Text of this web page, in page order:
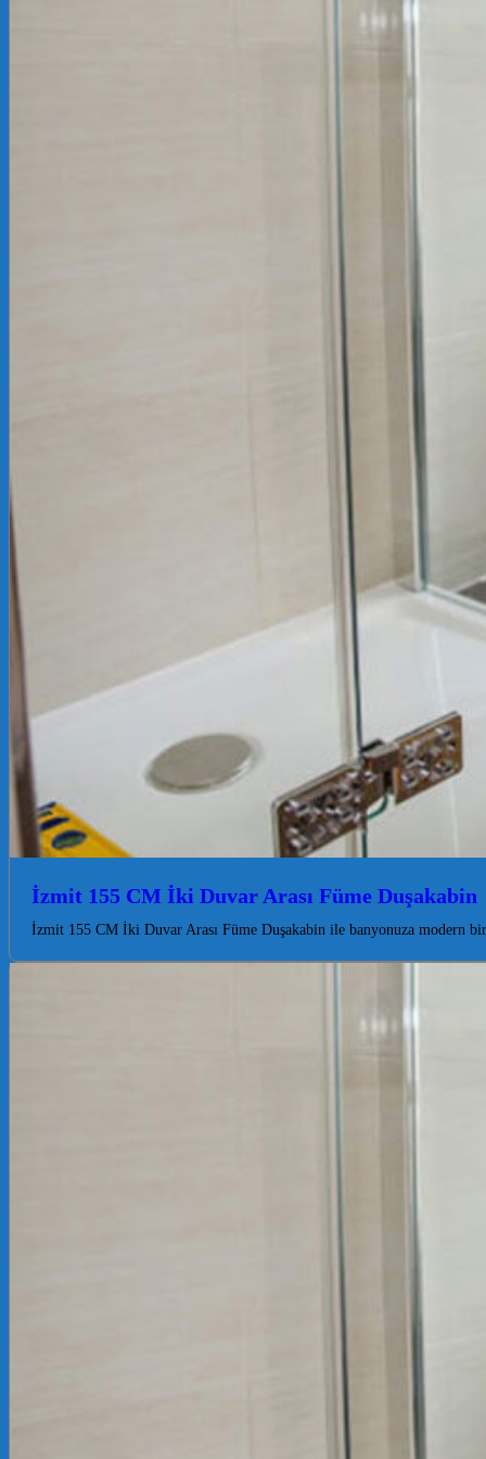
İzmit 155 CM İki Duvar Arası Füme Duşakabin
İzmit 155 CM İki Duvar Arası Füme Duşakabin ile banyonuza modern